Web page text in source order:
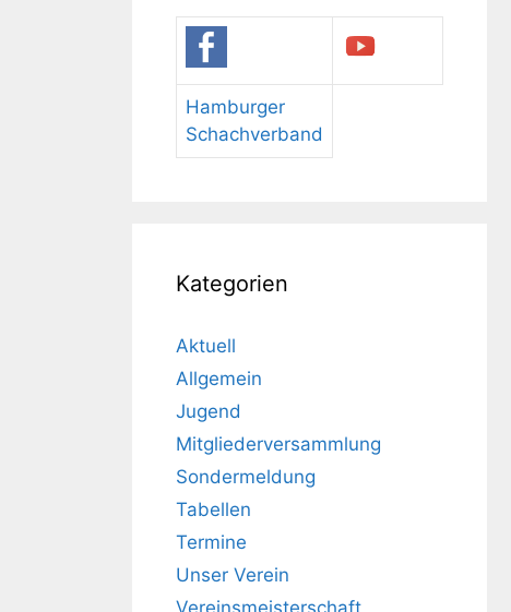
Hamburger
Schachverband
Kategorien
Aktuell
Allgemein
Jugend
Mitgliederversammlung
Sondermeldung
Tabellen
Termine
Unser Verein
Vereinsmeisterschaft